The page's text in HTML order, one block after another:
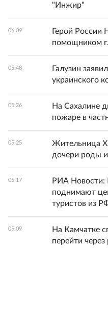
"Инжир"
06:09
Герой России
помощником
05:48
Галузин
украинского
05:26
На Сахалине
пожаре в
05:25
Жительница
дочери роды
05:17
РИА Новости:
поднимают
туристов из
05:09
На Камчатке
перейти через